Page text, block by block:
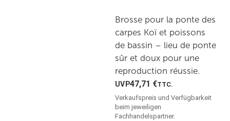
Brosse pour la ponte des
carpes Koï et poissons
de bassin – lieu de ponte
sûr et doux pour une
reproduction réussie.
47,71 €TTC.